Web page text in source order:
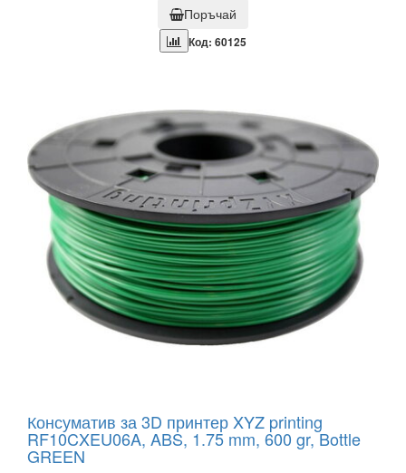
Поръчай
Код: 60125
Консуматив за 3D принтер XYZ printing
RF10CXEU06A, ABS, 1.75 mm, 600 gr, Bottle
GREEN